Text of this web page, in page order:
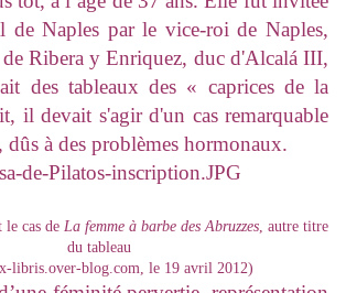
de Naples par le vice-roi de Naples,
Ribera y Enriquez, duc d'Alcalá III,
des tableaux des « caprices de la
il devait s'agir d'un cas remarquable
dûs à des problèmes hormonaux.
le cas de La femme à barbe des Abruzzes, autre titre
du tableau
libris.over-blog.com, le 19 avril 2012)